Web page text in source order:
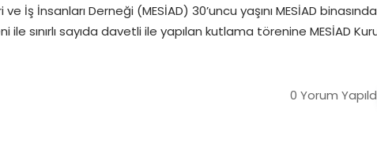
İş İnsanları Derneği (MESİAD) 30’uncu yaşını MESİAD
sınırlı sayıda davetli ile yapılan kutlama törenine MESİAD
0 Yorum